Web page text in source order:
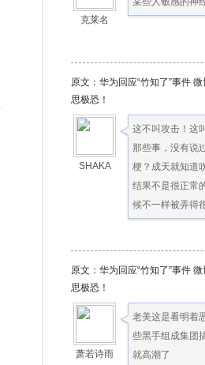
克莱名
原文：华为回应“竹知了”事件
思极恐！
SHAKA
这不叫攻击！这
那些事，没有说
梗？成天就知道
结果不是很正常
候不一样被弄得
原文：华为回应“竹知了”事件
思极恐！
萧若诗雨
老美这是看明着
些黑手组成集团
就高潮了